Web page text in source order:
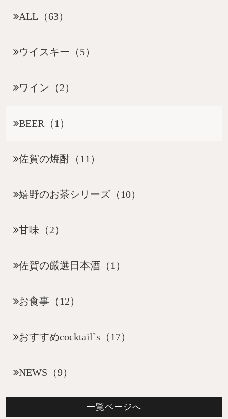
ALL（63）
ウイスキー（5）
ワイン（2）
BEER（1）
佐賀の焼酎（11）
嬉野のお茶シリーズ（10）
甘味（2）
佐賀の厳選日本酒（1）
お食事（12）
おすすめcocktail`s（17）
NEWS（9）
一覧ページへ